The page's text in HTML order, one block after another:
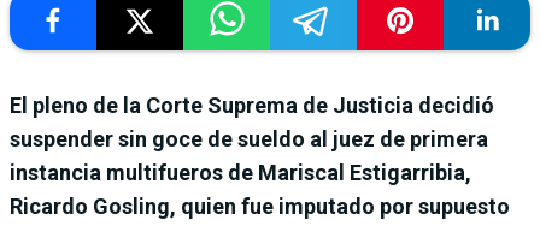
El pleno de la Corte Suprema de Justicia decidió
suspender sin goce de sueldo al juez de primera
instancia multifueros de Mariscal Estigarribia,
Ricardo Gosling, quien fue imputado por supuesto